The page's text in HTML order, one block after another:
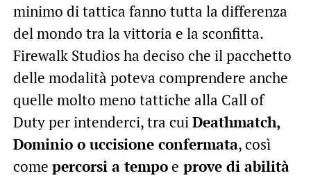
minimo di tattica fanno tutta la differenza
del mondo tra la vittoria e la sconfitta.
Firewalk Studios ha deciso che il pacchetto
delle modalità poteva comprendere anche
quelle molto meno tattiche alla Call of
Duty per intenderci, tra cuiDeathmatch,
Dominio o uccisione confermata, così
come percorsi a tempoe prove di abilità